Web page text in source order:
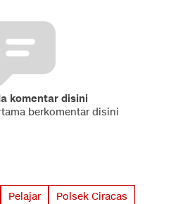
komentar disini
berkomentar disini
Pelajar Polsek Ciracas